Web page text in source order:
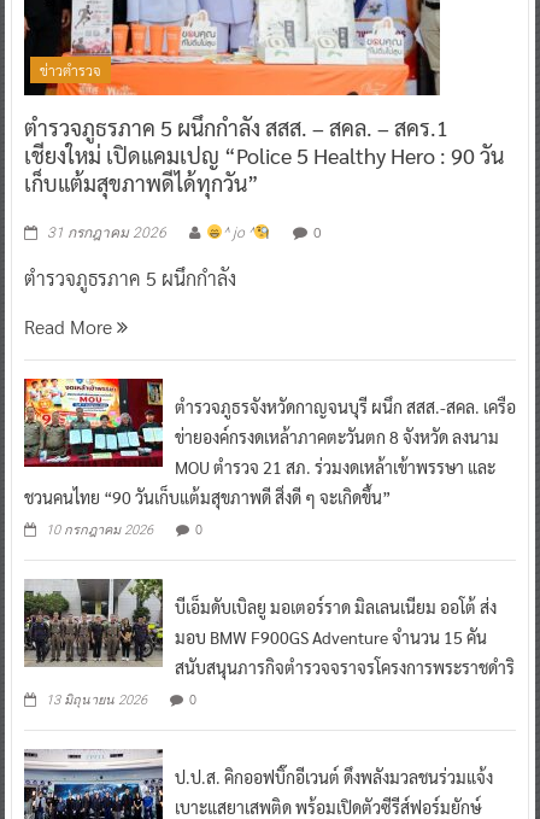
ข่าวตำรวจ
ตำรวจภูธรภาค 5 ผนึกกำลัง สสส. – สคล. – สคร.1
เชียงใหม่ เปิดแคมเปญ “Police 5 Healthy Hero : 90 วัน
เก็บแต้มสุขภาพดีได้ทุกวัน”
31 กรกฎาคม 2026 ^ jo ^ 0
ตำรวจภูธรภาค 5 ผนึกกำลัง
Read More
ตำรวจภูธรจังหวัดกาญจนบุรี ผนึก สสส.-สคล. เครือ
ข่ายองค์กรงดเหล้าภาคตะวันตก 8 จังหวัด ลงนาม
MOU ตำรวจ 21 สภ. ร่วมงดเหล้าเข้าพรรษา และ
ชวนคนไทย “90 วันเก็บแต้มสุขภาพดี สิ่งดี ๆ จะเกิดขึ้น”
10 กรกฎาคม 2026 0
บีเอ็มดับเบิลยู มอเตอร์ราด มิลเลนเนียม ออโต้ ส่ง
มอบ BMW F900GS Adventure จำนวน 15 คัน
สนับสนุนภารกิจตำรวจจราจรโครงการพระราชดำริ
13 มิถุนายน 2026 0
ป.ป.ส. คิกออฟบิ๊กอีเวนต์ ดึงพลังมวลชนร่วมแจ้ง
เบาะแสยาเสพติด พร้อมเปิดตัวซีรีส์ฟอร์มยักษ์